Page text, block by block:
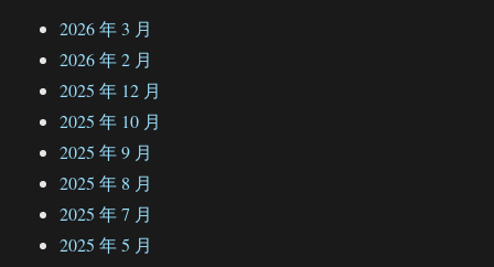
2026 年 3 月
2026 年 2 月
2025 年 12 月
2025 年 10 月
2025 年 9 月
2025 年 8 月
2025 年 7 月
2025 年 5 月